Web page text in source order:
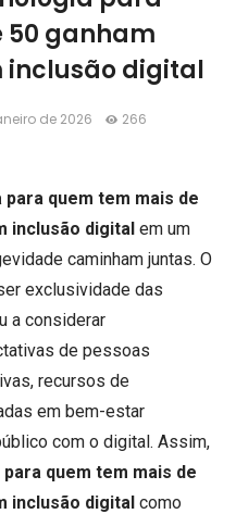
50 ganham
inclusão digital
de 2026
266
quem tem mais de
inclusão digital em um
caminham juntas. O
exclusividade das
a considerar
de pessoas
recursos de
em bem-estar
com o digital. Assim,
quem tem mais de
inclusão digital como